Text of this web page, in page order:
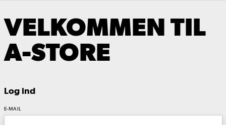
VELKOMMEN TIL
A-STORE
Log ind
E-MAIL